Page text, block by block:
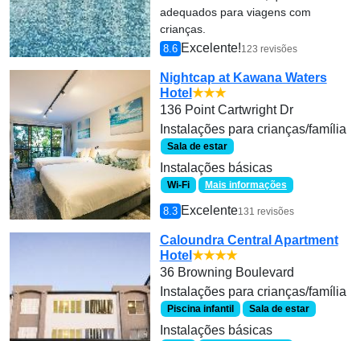
adequados para viagens com
crianças.
8.6 Excelente!123 revisões
Nightcap at Kawana Waters
Hotel ★★★
136 Point Cartwright Dr
Instalações para crianças/família
Sala de estar
Instalações básicas
Wi-Fi Mais informações
8.3 Excelente131 revisões
Caloundra Central Apartment
Hotel ★★★★
36 Browning Boulevard
Instalações para crianças/família
Piscina infantil Sala de estar
Instalações básicas